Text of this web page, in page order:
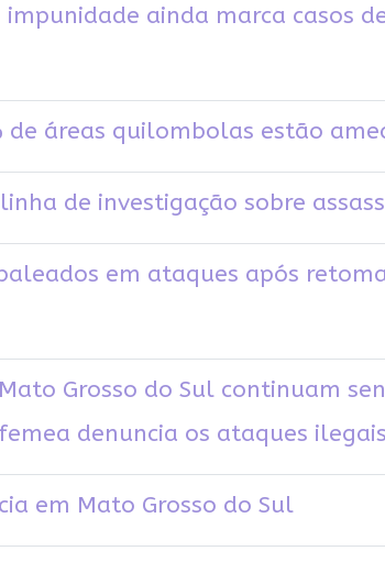
ainda marca casos
áreas quilombolas estão
de investigação sobre
em ataques após
Grosso do Sul continuam
denuncia os ataques
em Mato Grosso do Sul